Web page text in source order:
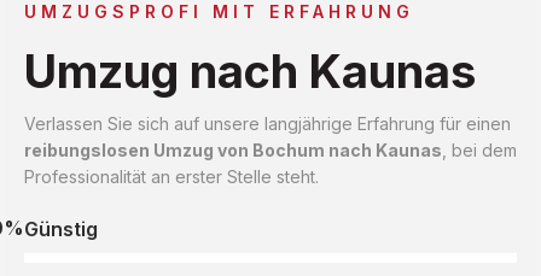
UMZUGSPROFI MIT ERFAHRUNG
Umzug nach Kaunas
Verlassen Sie sich auf unsere langjährige Erfahrung für einen
reibungslosen Umzug von Bochum nach Kaunas , bei dem
Professionalität an erster Stelle steht.
Günstig